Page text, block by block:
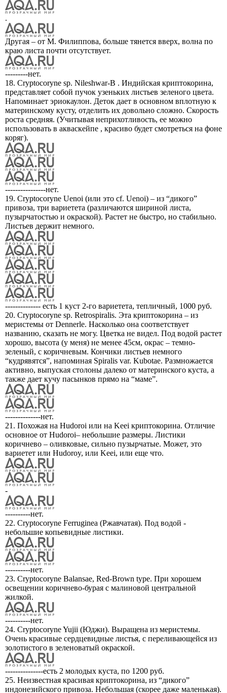
.
Другая – от М. Филиппова, больше тянется вверх, волна по
краю листа почти отсутствует.
---------нет.
18. Cryptocoryne sp. Nileshwar-B . Индийская криптокорина,
представляет собой пучок узеньких листьев зеленого цвета.
Напоминает эриокаулон. Деток дает в основном вплотную к
материнскому кусту, отделить их довольно сложно. Скорость
роста средняя. (Учитывая неприхотливость, ее можно
использовать в акваскейпе , красиво будет смотреться на фоне
коряг).
----------------нет.
19. Cryptocoryne Uenoi (или это cf. Uenoi) – из “дикого”
привоза, три вариетета (различаются шириной листа,
пузырчатостью и окраской). Растет не быстро, но стабильно.
Листьев держит немного.
-------------- есть 1 куст 2-го вариетета, тепличный, 1000 руб.
20. Cryptocoryne sp. Retrospiralis. Эта криптокорина – из
меристемы от Dennerle. Насколько она соответствует
названию, сказать не могу. Цветка не видел. Под водой растет
хорошо, высота (у меня) не менее 45см, окрас – темно-
зеленый, с коричневым. Кончики листьев немного
“кудрявятся”, напоминая Spiralis var. Kubotae. Размножается
активно, выпуская столоны далеко от материнского куста, а
также дает кучу пасынков прямо на “маме”.
--------------нет.
21. Похожая на Hudoroi или на Keei криптокорина. Отличие
основное от Hudoroi– небольшие размеры. Листики
коричнево – оливковые, сильно пузырчатые. Может, это
вариетет или Hudoroy, или Keei, или еще что.
-
----------нет.
22. Cryptocoryne Ferruginea (Ржавчатая). Под водой -
небольшие копьевидные листики.
----------нет.
23. Cryptocoryne Balansae, Red-Brown type. При хорошем
освещении коричнево-бурая с малиновой центральной
жилкой.
----------нет.
24. Cryptocoryne Yujii (Юджи). Выращена из меристемы.
Очень красивые сердцевидные листья, с переливающейся из
золотистого в зеленоватый окраской.
---------------есть 2 молодых куста, по 1200 руб.
25. Неизвестная красивая криптокорина, из “дикого”
индонезийского привоза. Небольшая (скорее даже маленькая).